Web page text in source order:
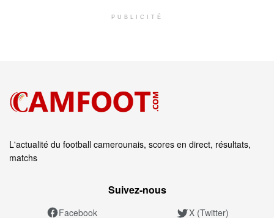
PUBLICITÉ
L'actualité du football camerounais, scores en direct, résultats,
matchs
Suivez‑nous
Facebook X (Twitter)